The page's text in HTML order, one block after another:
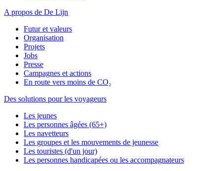
A propos de De Lijn
Futur et valeurs
Organisation
Projets
Jobs
Presse
Campagnes et actions
En route vers moins de CO₂
Des solutions pour les voyageurs
Les jeunes
Les personnes âgées (65+)
Les navetteurs
Les groupes et les mouvements de jeunesse
Les touristes (d'un jour)
Les personnes handicapées ou les accompagnateurs